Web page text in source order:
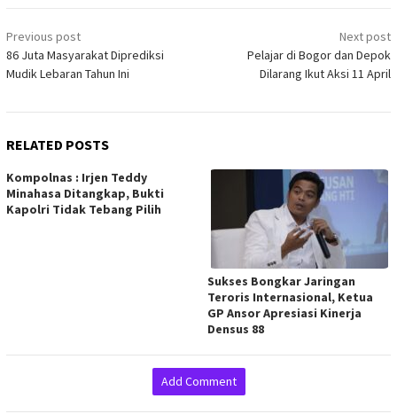
Post
navigation
Previous post
86 Juta Masyarakat Diprediksi
Mudik Lebaran Tahun Ini
Next post
Pelajar di Bogor dan Depok
Dilarang Ikut Aksi 11 April
RELATED POSTS
Kompolnas : Irjen Teddy
Minahasa Ditangkap, Bukti
Kapolri Tidak Tebang Pilih
Sukses Bongkar Jaringan
Teroris Internasional, Ketua
GP Ansor Apresiasi Kinerja
Densus 88
Add Comment